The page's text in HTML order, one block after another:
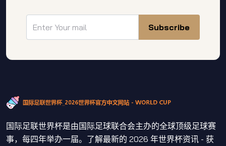
Subscribe
国际足联世界杯是由国际足球联合会主办的全球顶级足球赛
事，每四年举办一届。了解最新的 2026 年世界杯资讯 - 获